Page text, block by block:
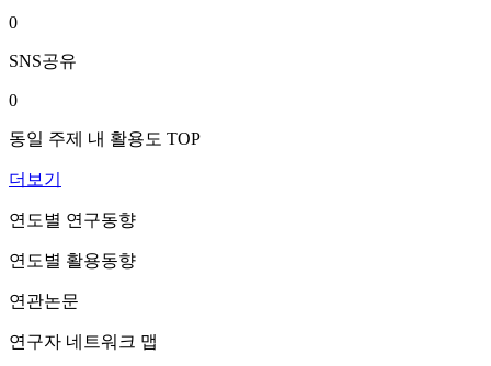
0
SNS공유
0
동일 주제 내 활용도 TOP
더보기
연도별 연구동향
연도별 활용동향
연관논문
연구자 네트워크 맵